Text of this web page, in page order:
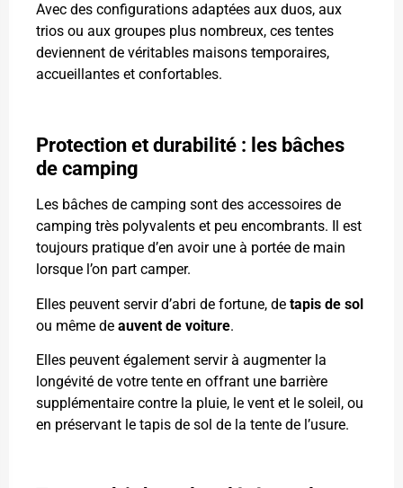
Avec des configurations adaptées aux duos, aux
trios ou aux groupes plus nombreux, ces tentes
deviennent de véritables maisons temporaires,
accueillantes et confortables.
Protection et durabilité : les bâches
de camping
Les bâches de camping sont des accessoires de
camping très polyvalents et peu encombrants. Il est
toujours pratique d’en avoir une à portée de main
lorsque l’on part camper.
Elles peuvent servir d’abri de fortune, de tapis de sol
ou même de auvent de voiture.
Elles peuvent également servir à augmenter la
longévité de votre tente en offrant une barrière
supplémentaire contre la pluie, le vent et le soleil, ou
en préservant le tapis de sol de la tente de l’usure.